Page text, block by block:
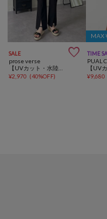
SALE 
prose verse
¥2,970 (40%OFF)
MAX
TIME
PUAL
¥9,680